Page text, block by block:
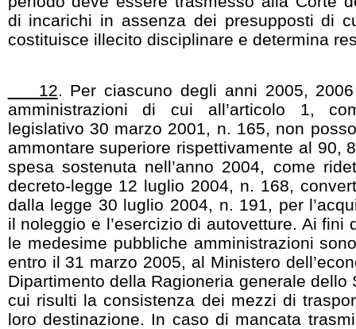
di incarichi in assenza dei presupposti di
costituisce illecito disciplinare e determina
12. Per ciascuno degli anni 2005,
amministrazioni di cui all’articolo 1,
legislativo 30 marzo 2001, n. 165, non
ammontare superiore rispettivamente al 90,
spesa sostenuta nell’anno 2004, come
decreto-legge 12 luglio 2004, n. 168,
dalla legge 30 luglio 2004, n. 191, per
il noleggio e l’esercizio di autovetture. Ai fini
le medesime pubbliche amministrazioni
entro il 31 marzo 2005, al Ministero
Dipartimento della Ragioneria generale dello
cui risulti la consistenza dei mezzi di
loro destinazione. In caso di mancata